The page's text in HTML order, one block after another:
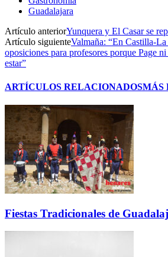
Guadalajara
Artículo anteriorYunquera y El Casar se
Artículo siguienteValmaña: “En Castilla-
oposiciones para profesores porque Page
estar”
ARTÍCULOS RELACIONADOSMÁS
Fiestas Tradicionales de